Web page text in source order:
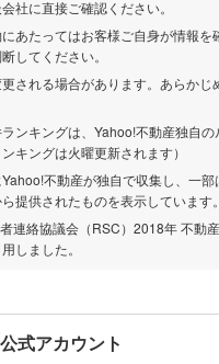
社に直接ご確認ください。
あたってはお客様ご自身が情報を
してください。
される場合があります。あらかじ
ンキングは、Yahoo!不動産独自
キングは火曜更新されます）
不動産が独自で収集し、一部
提供されたものを表示しています。
連絡協議会（RSC）2018年 不動
しました。
式アカウント